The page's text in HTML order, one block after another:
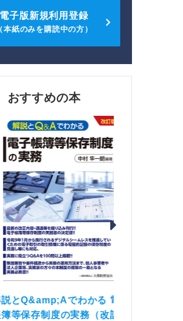
電子版新規利用登録
（本紙のみを購読中の方）
おすすめの本
Q&amp;Aでわかる 電子
保存制度の実務（改訂
「資産承継」
No.44）